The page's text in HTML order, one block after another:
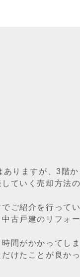
りますが、3階
ていく売却方法
ご紹介を行って
古戸建のリフォ
間がかかってし
けたことが良かっ